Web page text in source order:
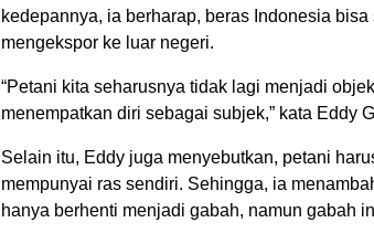
kedepannya, ia berharap, beras Indonesia
mengekspor ke luar negeri.
“Petani kita seharusnya tidak lagi menjadi
menempatkan diri sebagai subjek,” kata Eddy
Selain itu, Eddy juga menyebutkan, petani
mempunyai ras sendiri. Sehingga, ia
hanya berhenti menjadi gabah, namun gabah